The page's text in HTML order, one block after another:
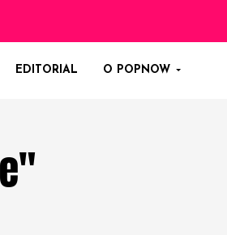
EDITORIAL O POPNOW